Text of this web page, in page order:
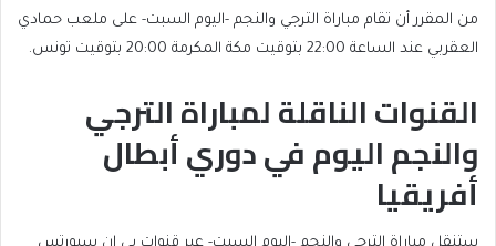
من المقرر أن تقام مباراة الترجي والنجم -اليوم السبت- على ملعب حمادي
العقربي عند الساعة 22:00 بتوقيت مكة المكرمة 20:00 بتوقيت تونس.
القنوات الناقلة لمباراة الترجي
والنجم اليوم في دوري أبطال
أفريقيا